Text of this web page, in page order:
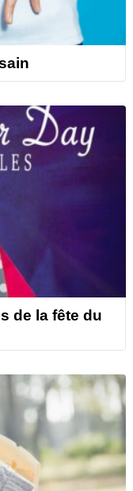
de la fête du